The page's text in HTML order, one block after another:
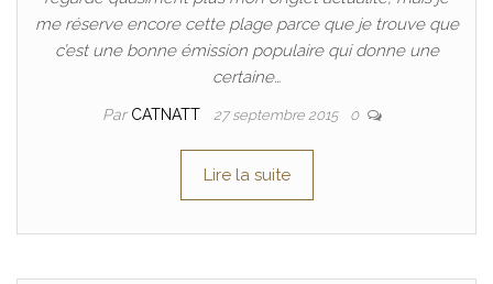
me réserve encore cette plage parce que je trouve que
c’est une bonne émission populaire qui donne une
certaine…
Par CATNATT 27 septembre 2015 0
Lire la suite